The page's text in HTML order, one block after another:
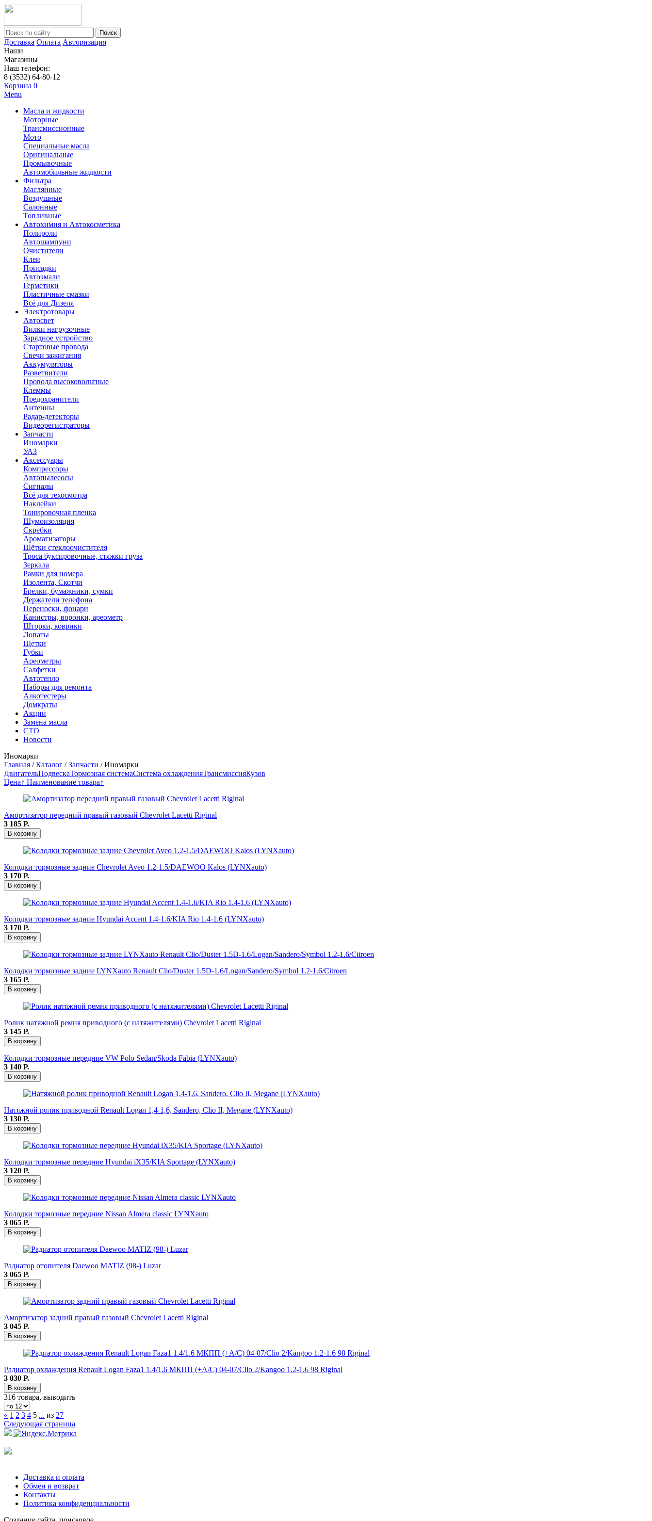
Поиск
Доставка Оплата Авторизация
Наши
Магазины
Наш телефон:
8 (3532) 64-80-12
Корзина 0
Menu
Масла и жидкости
Моторные
Трансмиссионные
Мото
Специальные масла
Оригинальные
Промывочные
Автомобильные жидкости
Фильтра
Маслянные
Воздушные
Салонные
Топливные
Автохимия и Автокосметика
Полироли
Автошампуни
Очистители
Клеи
Присадки
Автоэмали
Герметики
Пластичные смазки
Всё для Дизеля
Электротовары
Автосвет
Вилки нагрузочные
Зарядное устройство
Стартовые провода
Свечи зажигания
Аккумуляторы
Разветвители
Провода высоковольтные
Клеммы
Предохранители
Антенны
Радар-детекторы
Видеорегистраторы
Запчасти
Иномарки
УАЗ
Аксесcуары
Компрессоры
Автопылесосы
Сигналы
Всё для техосмотра
Наклейки
Тонировочная пленка
Шумоизоляция
Скребки
Ароматизаторы
Щётки стеклоочистителя
Троса буксировочные, стяжки груза
Зеркала
Рамки для номера
Изолента, Скотчи
Брелки, бумажники, сумки
Держатели телефона
Переноски, фонари
Канистры, воронки, ареометр
Шторки, коврики
Лопаты
Щетки
Губки
Ареометры
Салфетки
Автотепло
Наборы для ремонта
Алкотестеры
Домкраты
Акции
Замена масла
СТО
Новости
Иномарки
Главная /Каталог /Запчасти /Иномарки
ДвигательПодвескаТормозная системаСистема охлажденияТрансмиссияКузов
Цена↑ Наименование товара↑
Амортизатор передний правый газовый Chevrolet Lacetti Riginal
3 185 Р.
В корзину
Колодки тормозные задние Chevrolet Aveo 1.2-1.5/DAEWOO Kalos (LYNXauto)
3 170 Р.
В корзину
Колодки тормозные задние Hyundai Accent 1.4-1.6/KIA Rio 1.4-1.6 (LYNXauto)
3 170 Р.
В корзину
Колодки тормозные задние LYNXauto Renault Clio/Duster 1.5D-1.6/Logan/Sandero/Symbol 1.2-1.6/Citroen
3 165 Р.
В корзину
Ролик натяжной ремня приводного (с натяжителями) Chevrolet Lacetti Riginal
3 145 Р.
В корзину
Колодки тормозные передние VW Polo Sedan/Skoda Fabia (LYNXauto)
3 140 Р.
В корзину
Натяжной ролик приводной Renault Logan 1,4-1,6, Sandero, Clio II, Megane (LYNXauto)
3 130 Р.
В корзину
Колодки тормозные передние Hyundai iX35/KIA Sportage (LYNXauto)
3 120 Р.
В корзину
Колодки тормозные передние Nissan Almera classic LYNXauto
3 065 Р.
В корзину
Радиатор отопителя Daewoo MATIZ (98-) Luzar
3 065 Р.
В корзину
Амортизатор задний правый газовый Chevrolet Lacetti Riginal
3 045 Р.
В корзину
Радиатор охлаждения Renault Logan Faza1 1.4/1.6 МКПП (+A/C) 04-07/Clio 2/Kangoo 1.2-1.6 98 Riginal
3 030 Р.
В корзину
316 товара, выводить
« 1 2 3 4 5 ... из 27
Следующая страница
Доставка и оплата
Обмен и возврат
Контакты
Политика конфиденциальности